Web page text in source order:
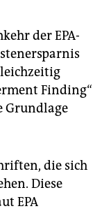
der EPA-
Finding“
Grundlage
die sich
Diese
EPA